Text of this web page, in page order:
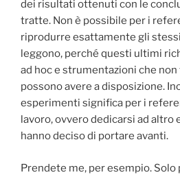
dei risultati ottenuti con le
tratte. Non è possibile per i
riprodurre esattamente gli
leggono, perché questi ultimi
ad hoc e strumentazioni che
possono avere a disposizione.
esperimenti significa per i
lavoro, ovvero dedicarsi ad altro
hanno deciso di portare avanti.
Prendete me, per esempio. Solo